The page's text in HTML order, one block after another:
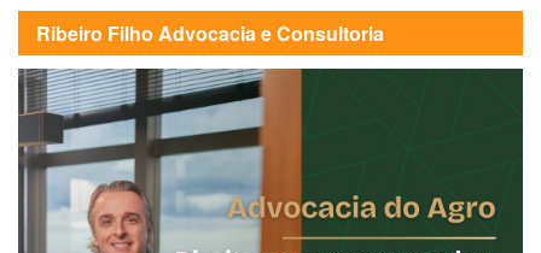
Ribeiro Filho Advocacia e Consultoria